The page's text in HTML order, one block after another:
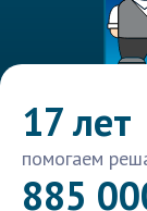
17 лет
помогаем
885